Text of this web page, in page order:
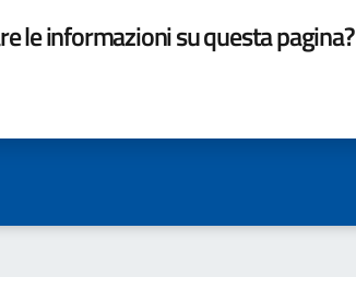
le informazioni su questa pagina?